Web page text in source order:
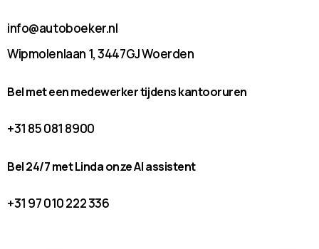
info@autoboeker.nl
Wipmolenlaan 1, 3447GJ Woerden
Bel met een medewerker tijdens kantooruren
+31 85 081 8900
Bel 24/7 met Linda onze AI assistent
+31 97 010 222 336